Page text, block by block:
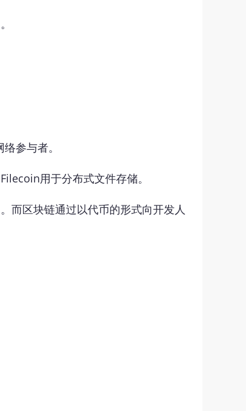
参与者。
用于分布式文件存储。
而区块链通过以代币的形式向开发人